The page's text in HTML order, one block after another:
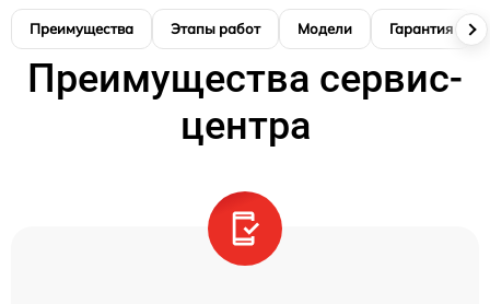
Преимущества Этапы работ Модели Гарантия
Преимущества сервис-
центра